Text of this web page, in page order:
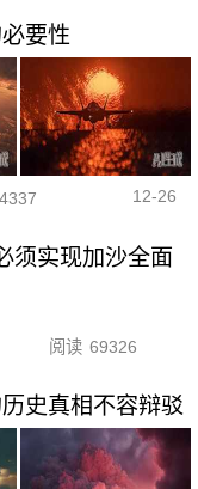
要性
12-26
须实现加沙全面
阅读 69326
史真相不容辩驳